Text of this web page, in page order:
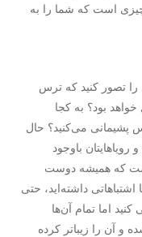
چیزی است که شما را به
تصور کنید که ترس
بود؟ به کجا
پشیمانی می‌کنید؟ حال
رویاهایتان باوجود
که همیشه دوست
داشته‌اید، حتی
اما تمام آن‌ها
و آن را زیباتر کرده